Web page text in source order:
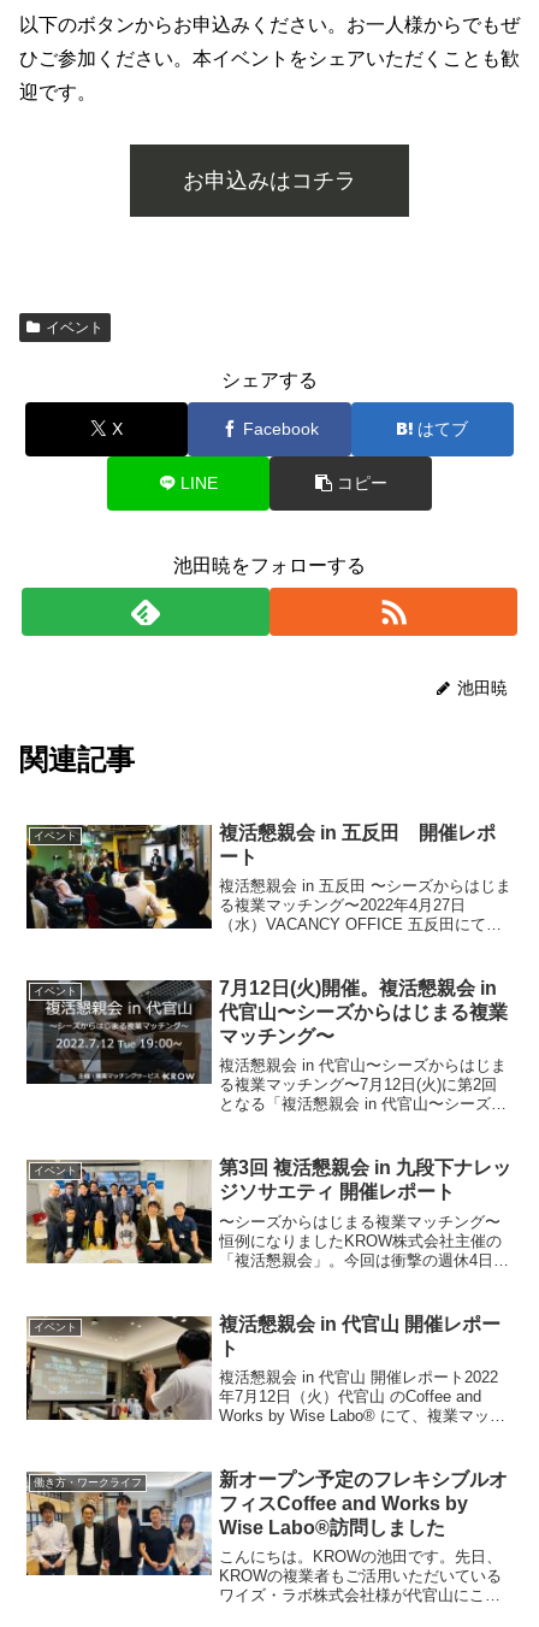
以下のボタンからお申込みください。お一人様からでもぜ
ひご参加ください。本イベントをシェアいただくことも歓
迎です。
お申込みはコチラ
イベント
シェアする
X Facebook はてブ
LINE コピー
池田暁をフォローする
池田暁
関連記事
イベント
複活懇親会 in 五反田 開催レポ
ート
複活懇親会 in 五反田 〜シーズからはじま
る複業マッチング〜2022年4月27日
（水）VACANCY OFFICE 五反田にて、
ではなく、あえて「シーズ志向」に注目
し...
イベント
7月12日(火)開催。複活懇親会 in
代官山〜シーズからはじまる複業
マッチング〜
複活懇親会 in 代官山〜シーズからはじま
る複業マッチング〜7月12日(火)に第2回
となる「複活懇親会 in 代官山〜シーズか
人材マッチングの主流は日々の業務をや
る人が...
イベント
第3回 複活懇親会 in 九段下ナレッ
ジソサエティ 開催レポート
〜シーズからはじまる複業マッチング〜
恒例になりましたKROW株式会社主催の
「複活懇親会」。今回は衝撃の週休4日制
下のナレッジソサエティさんのイベント
スペースにて開催しま...
イベント
複活懇親会 in 代官山 開催レポー
ト
複活懇親会 in 代官山 開催レポート2022
年7月12日（火）代官山 のCoffee and
Works by Wise Labo®︎ にて、複業マッチ
まだオープン前...
働き方・ワークライフ
新オープン予定のフレキシブルオ
フィスCoffee and Works by
Wise Labo®訪問しました
こんにちは。KROWの池田です。先日、
KROWの複業者もご活用いただいている
ワイズ・ラボ株式会社様が代官山にこれ